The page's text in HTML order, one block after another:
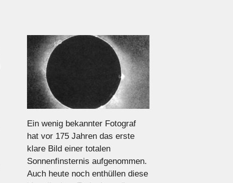
Ein wenig bekannter Fotograf
hat vor 175 Jahren das erste
klare Bild einer totalen
Sonnenfinsternis aufgenommen.
Auch heute noch enthüllen diese